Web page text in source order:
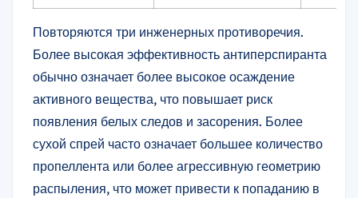
Повторяются три инженерных противоречия.
Более высокая эффективность антиперспиранта
обычно означает более высокое осаждение
активного вещества, что повышает риск
появления белых следов и засорения. Более
сухой спрей часто означает большее количество
пропеллента или более агрессивную геометрию
распыления, что может привести к попаданию в